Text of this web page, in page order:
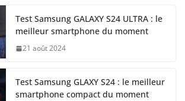
Test Samsung GALAXY S24 ULTRA : le
meilleur smartphone du moment
21 août 2024
Test Samsung GLAXY S24 : le meilleur
smartphone compact du moment